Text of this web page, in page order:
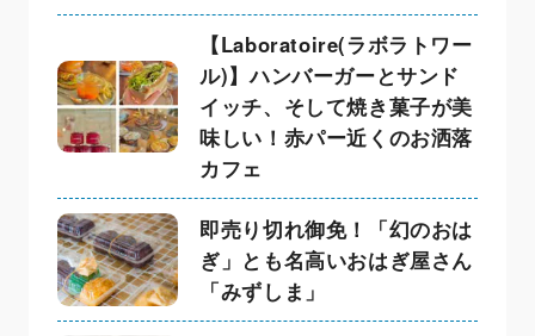
【Laboratoire(ラボラトワー
ル)】ハンバーガーとサンド
イッチ、そして焼き菓子が美
味しい！赤パー近くのお洒落
カフェ
即売り切れ御免！「幻のおは
ぎ」とも名高いおはぎ屋さん
「みずしま」